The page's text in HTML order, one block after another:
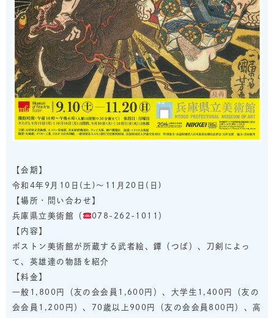
【会期】
令和4年9月10日(土)～11月20日(日)
【場所・問い合わせ】
兵庫県立美術館（
078-262-1011）
【内容】
ボストン美術館が所蔵する武者絵、鐔（つば）、刀剣によっ
て、英雄達の物語を紹介
【料金】
一般1,800円（友の会会員1,600円）、大学生1,400円（友の
会会員1,200円）、70歳以上900円（友の会会員800円）、高